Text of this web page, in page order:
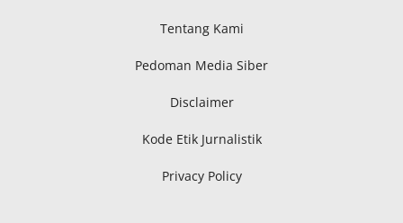
Tentang Kami
Pedoman Media Siber
Disclaimer
Kode Etik Jurnalistik
Privacy Policy